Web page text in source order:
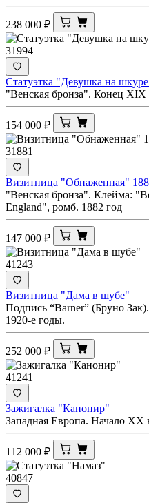
238 000 ₽
31994
Статуэтка "Девушка на
"Венская бронза". Конец XIX
154 000 ₽
31881
Визитница "Обнаженная"
"Венская бронза". Клеймa:
England", ромб. 1882 год
147 000 ₽
41243
Визитница "Дама в шубе"
Подпись “Barner” (Бруно
1920-е годы.
252 000 ₽
41241
Зажигалка "Канонир"
Западная Европа. Начало ХХ
112 000 ₽
40847